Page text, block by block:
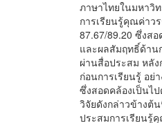
ภาษาไทยในมหาวิ
การเรียนรู้คุณค่าว
87.67/89.20 ซึ่งส
และผลสัมฤทธิ์ด้าน
ผ่านสื่อประสม หลัง
ก่อนการเรียนรู้ อ
ซึ่งสอดคล้องเป็นไ
วิจัยดังกล่าวข้างต้
ประสมการเรียนรู้